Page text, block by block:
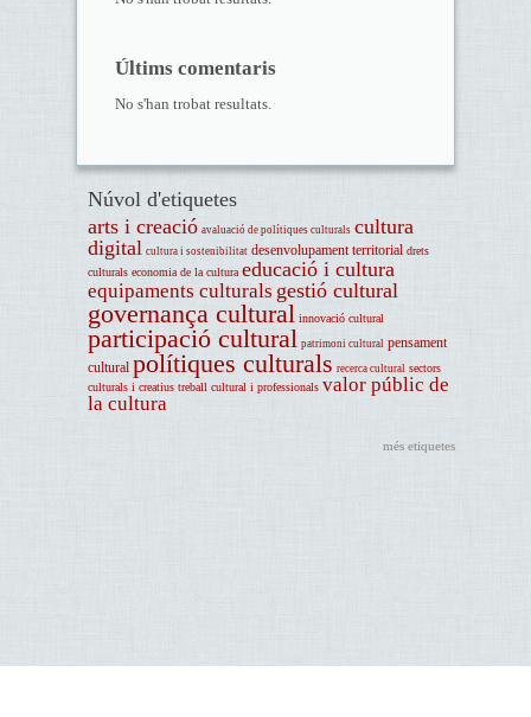
Últims comentaris
No s'han trobat resultats.
Núvol d'etiquetes
arts i creació avaluació de polítiques culturals cultura
digital cultura i sostenibilitat desenvolupament territorial drets
culturals economia de la cultura educació i cultura
equipaments culturals gestió cultural
governança cultural innovació cultural
participació cultural patrimoni cultural pensament
cultural polítiques culturals recerca cultural sectors
culturals i creatius treball cultural i professionals valor públic de
la cultura
més etiquetes